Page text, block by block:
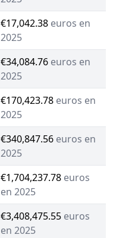
€17,042.38 euros en
2025
€34,084.76 euros en
2025
€170,423.78 euros en
2025
€340,847.56 euros en
2025
€1,704,237.78 euros
en 2025
€3,408,475.55 euros
en 2025